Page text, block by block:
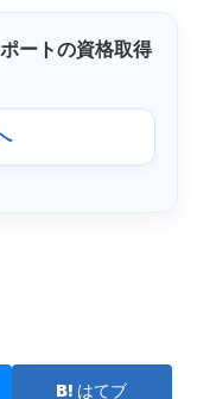
ートの資格取得
はてブ